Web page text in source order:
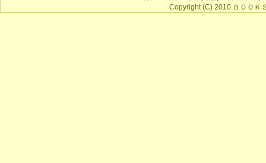
Copyright (C) 2010 ＢＯＯ